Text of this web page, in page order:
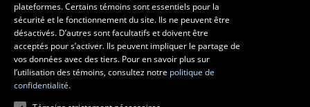
MESURES D'URGENCE
Composer le418 656-5555
plateformes. Certains témoins sont essentiels pour la
sécurité et le fonctionnement du site. Ils ne peuvent être
désactivés. D’autres sont facultatifs et doivent être
acceptés pour s’activer. Ils peuvent impliquer le partage de
vos données avec des tiers. Pour en savoir plus sur
l’utilisation des témoins, consultez notre politique de
confidentialité.